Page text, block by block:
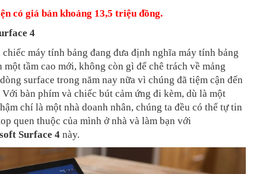
có giá bán khoảng 13,5 triệu đồng.
4
máy tính bảng đang đưa định nghĩa máy tính bảng
tầm cao mới, không còn gì để chê trách về mảng
surface trong năm nay nữa vì chúng đã tiệm cận đến
Với bàn phím và chiếc bút cảm ứng đi kèm, dù là một
chí là một nhà doanh nhân, chúng ta đều có thể tự tin
quen thuộc của mình ở nhà và làm bạn với
Surface 4 này.